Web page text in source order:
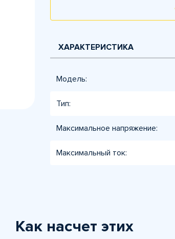
ХАРАКТЕРИСТИКА
Модель:
Тип:
Максимальное напряжение:
Максимальный ток:
Как насчет этих